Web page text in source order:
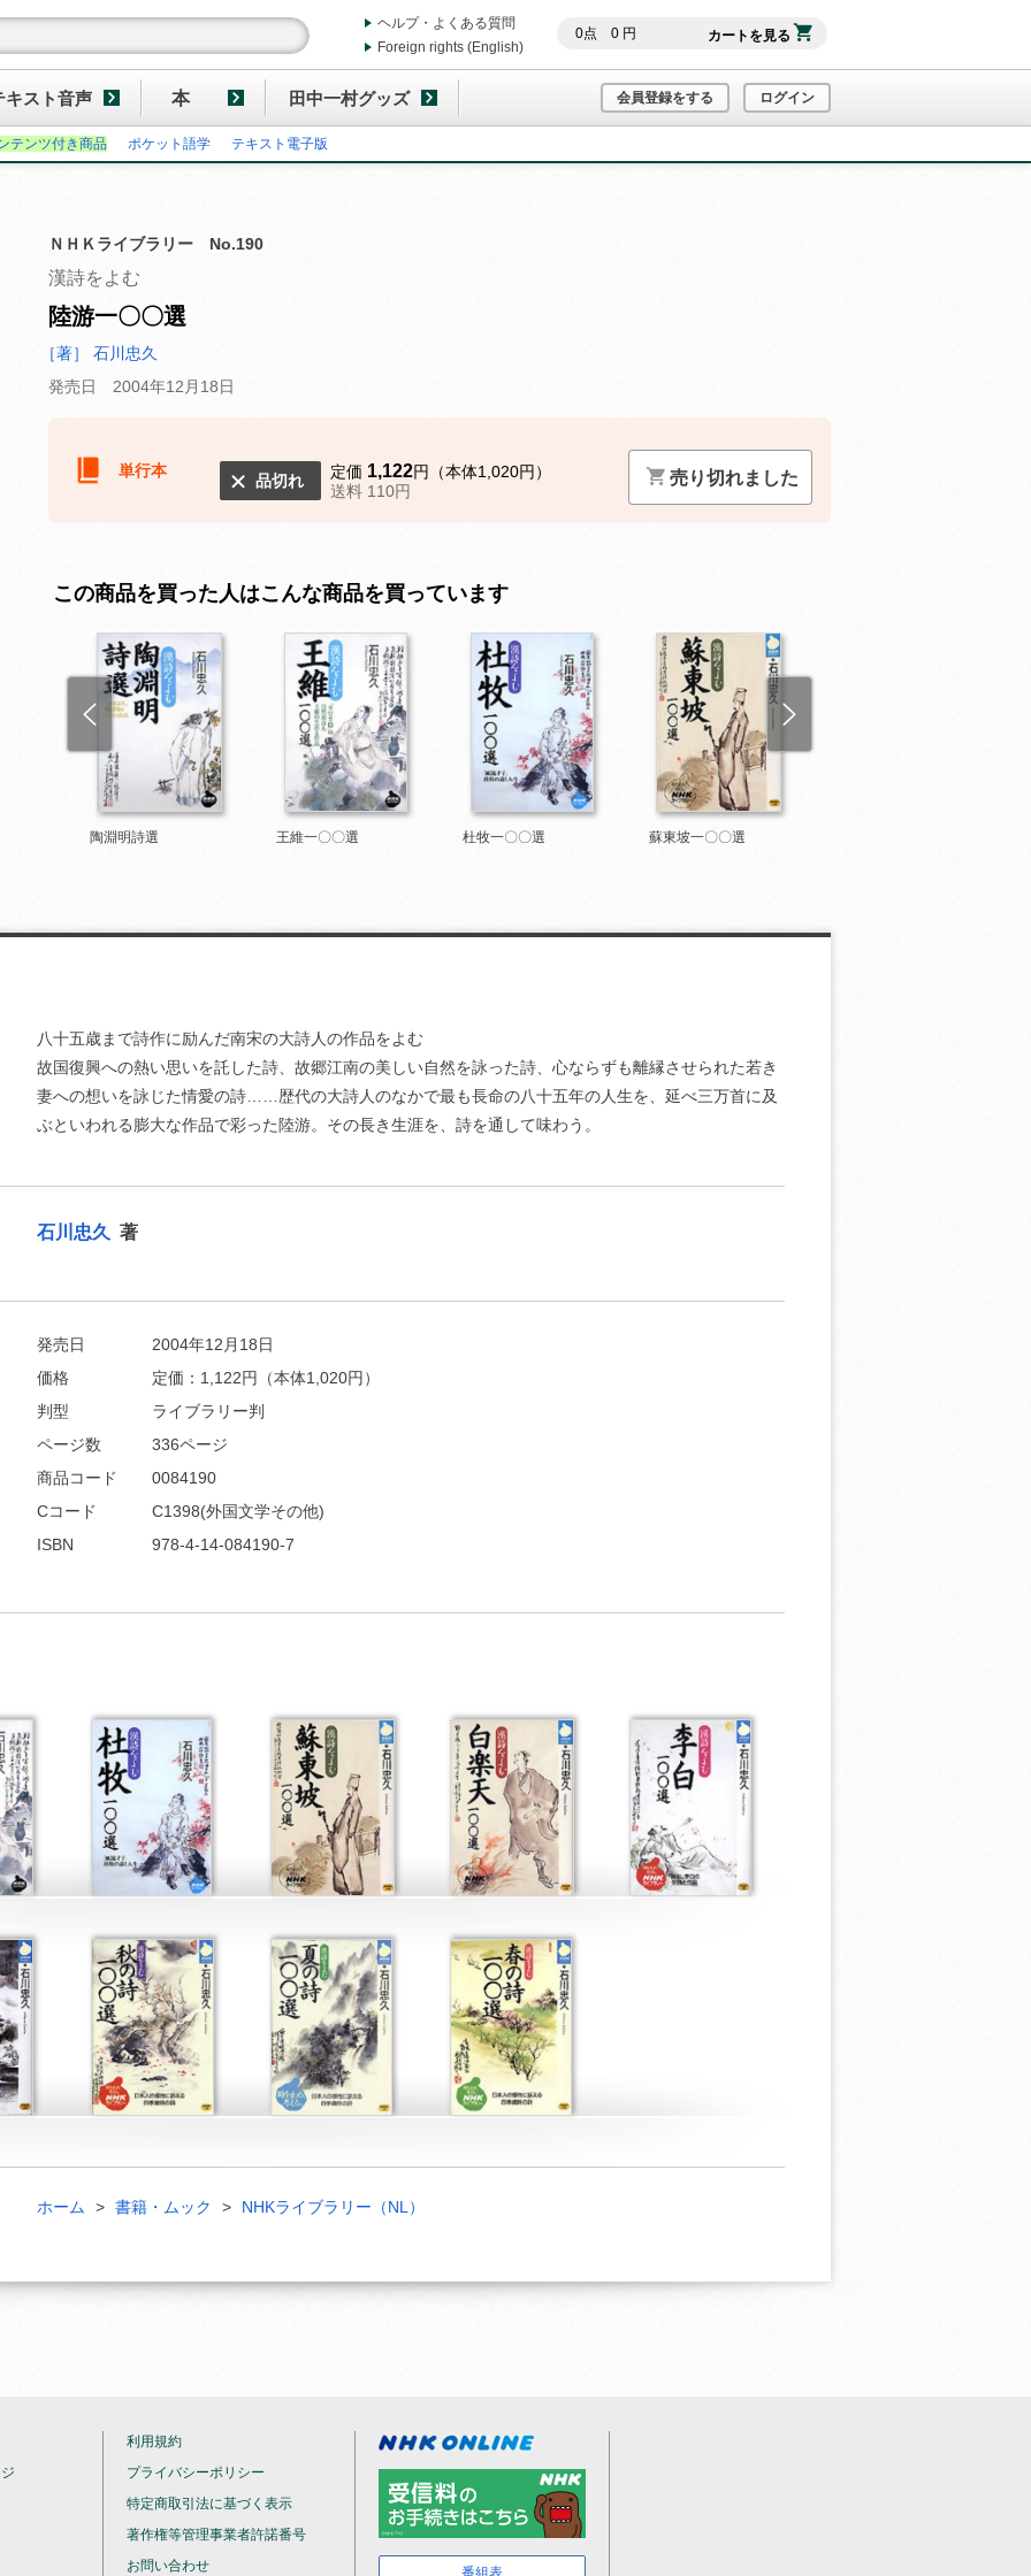
0点 0円 カートを見る
ヘルプ・よくある質問
Foreign rights (English)
キスト音声 本 田中一村グッズ 会員登録をする ログイン
テンツ付き商品 ポケット語学 テキスト電子版
お支払いに進む
ＮＨＫライブラリー No.190
漢詩をよむ
陸游一〇〇選
［著］ 石川忠久
発売日 2004年12月18日
単行本
品切れ 定価 1,122円（本体1,020円）
送料 110円
売り切れました
この商品を買った人はこんな商品を買っています
陶淵明詩選 王維一〇〇選 杜牧一〇〇選 蘇東坡一〇〇選
八十五歳まで詩作に励んだ南宋の大詩人の作品をよむ
故国復興への熱い思いを託した詩、故郷江南の美しい自然を詠った詩、心ならずも離縁させられた若き
妻への想いを詠じた情愛の詩……歴代の大詩人のなかで最も長命の八十五年の人生を、延べ三万首に及
ぶといわれる膨大な作品で彩った陸游。その長き生涯を、詩を通して味わう。
石川忠久 著
発売日
2004年12月18日
価格
定価： 1,122円（本体1,020円）
判型
ライブラリー判
ページ数
336ページ
商品コード
0084190
Cコード
C1398(外国文学その他)
ISBN
978-4-14-084190-7
ホーム 書籍・ムック NHKライブラリー（NL）
利用規約
プライバシーポリシー
特定商取引法に基づく表示
著作権等管理事業者許諾番号
お問い合わせ
番組表